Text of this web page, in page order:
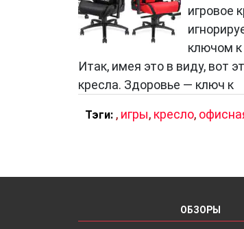
игровое
ключом
Итак, имея это в виду, вот
кресла. Здоровье — ключ к
Тэги: , игры, кресло,
ОБЗОРЫ